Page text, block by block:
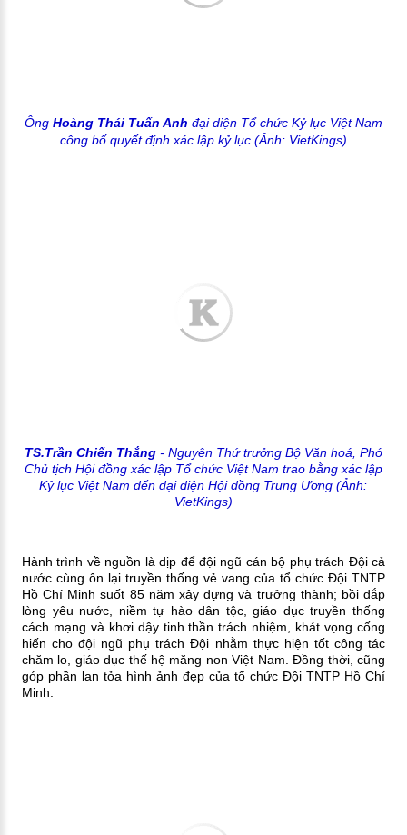
Ông Hoàng Thái Tuấn Anh đại diện Tổ chức Kỷ lục Việt Nam
công bố quyết định xác lập kỷ lục (Ảnh: VietKings)
TS.Trần Chiến Thắng- Nguyên Thứ trưởng Bộ Văn hoá, Phó
Chủ tịch Hội đồng xác lập Tổ chức Việt Nam trao bằng xác lập
Kỷ lục Việt Nam đến đại diện Hội đồng Trung Ương (Ảnh:
VietKings)
Hành trình về nguồn là dịp để đội ngũ cán bộ phụ trách Đội cả
nước cùng ôn lại truyền thống vẻ vang của tổ chức Đội TNTP
Hồ Chí Minh suốt 85 năm xây dựng và trưởng thành; bồi đắp
lòng yêu nước, niềm tự hào dân tộc, giáo dục truyền thống
cách mạng và khơi dậy tinh thần trách nhiệm, khát vọng cống
hiến cho đội ngũ phụ trách Đội nhằm thực hiện tốt công tác
chăm lo, giáo dục thế hệ măng non Việt Nam. Đồng thời, cũng
góp phần lan tỏa hình ảnh đẹp của tổ chức Đội TNTP Hồ Chí
Minh.